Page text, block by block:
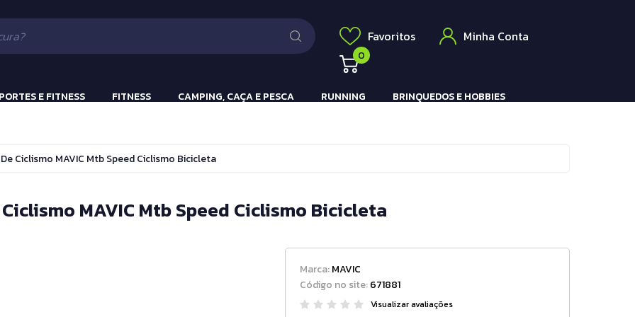
Favoritos Minha Conta
0
E FITNESS FITNESS CAMPING, CAÇA E PESCA RUNNING BRINQUEDOS E HOBBIES
Lanternas Pistola e Rifle Elétrico
Luva
Ciclismo MAVIC Mtb Speed Ciclismo Bicicleta
MAVIC Mtb Speed Ciclismo Bicicleta
Marca:MAVIC
Código no site:671881
Visualizar avaliações